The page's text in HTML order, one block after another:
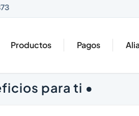
Productos Pagos
para ti •